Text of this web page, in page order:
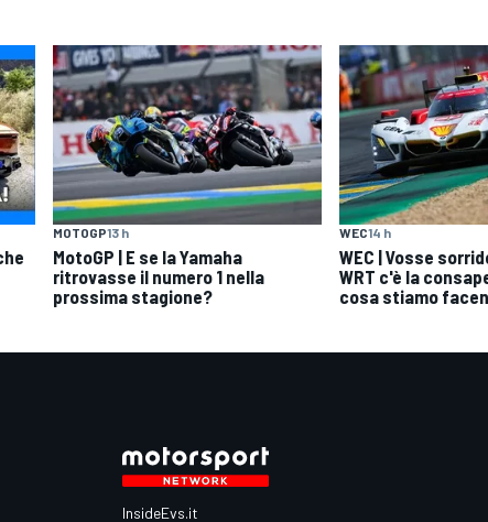
MOTOGP13 h
MotoGP | E se la Yamaha
ritrovasse il numero 1 nella
prossima stagione?
WEC14 h
WEC | Vosse
WRT c'è la
cosa stiamo
InsideEvs.it